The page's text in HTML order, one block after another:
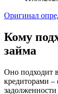
Оригинал
Кому
займа
Оно подходит
кредиторами
задолженности